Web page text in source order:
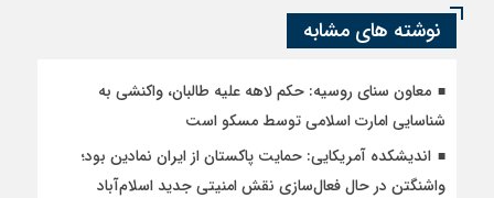
نوشته های مشابه
معاون سنای روسیه: حکم لاهه علیه طالبان، واکنشی به
شناسایی امارت اسلامی توسط مسکو است
اندیشکده آمریکایی: حمایت پاکستان از ایران نمادین بود؛
واشنگتن در حال فعال‌سازی نقش امنیتی جدید اسلام‌آباد